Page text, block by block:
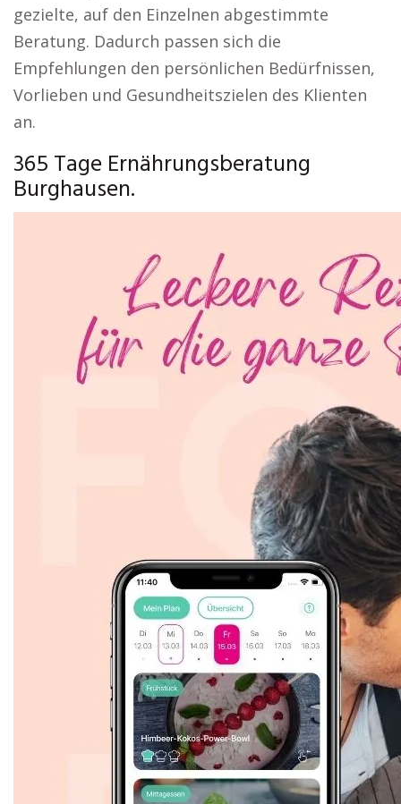
gezielte, auf den Einzelnen abgestimmte
Beratung. Dadurch passen sich die
Empfehlungen den persönlichen Bedürfnissen,
Vorlieben und Gesundheitszielen des Klienten
an.
365 Tage Ernährungsberatung
Burghausen.